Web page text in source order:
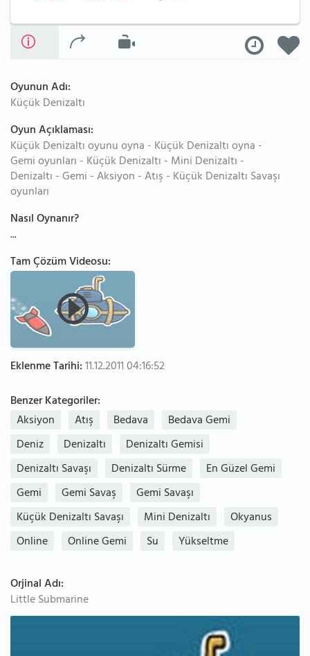
Oyunun Adı:
Küçük Denizaltı
Oyun Açıklaması:
Küçük Denizaltı oyunu oyna - Küçük Denizaltı oyna -
Gemi oyunları - Küçük Denizaltı - Mini Denizaltı -
Denizaltı - Gemi - Aksiyon - Atış - Küçük Denizaltı Savaşı
oyunları
Nasıl Oynanır?
...
Tam Çözüm Videosu:
Eklenme Tarihi:11.12.2011 04:16:52
Benzer Kategoriler:
Aksiyon
Atış Bedava
Bedava Gemi
Deniz
Denizaltı
Denizaltı Gemisi
Denizaltı Savaşı
Denizaltı Sürme
En Güzel Gemi
Gemi
Gemi Savaş
Gemi Savaşı
Küçük Denizaltı Savaşı
Mini Denizaltı
Okyanus
Online
Online Gemi Su Yükseltme
Orjinal Adı:
Little Submarine